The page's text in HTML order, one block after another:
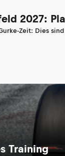
2027:
Zeit: Dies
Training